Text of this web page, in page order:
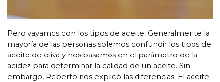
Pero vayamos con los tipos de aceite. Generalmente la
mayoría de las personas solemos confundir los tipos de
aceite de oliva y nos basamos en el parámetro de la
acidez para determinar la calidad de un aceite. Sin
embargo, Roberto nos explicó las diferencias. El aceite